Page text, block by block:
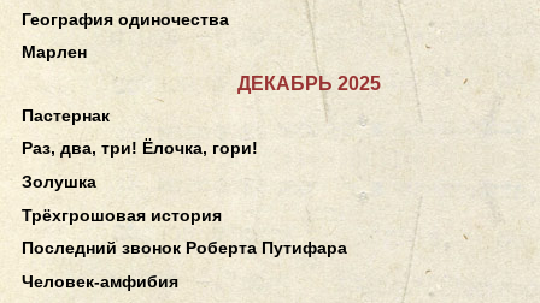
География одиночества
Марлен
ДЕКАБРЬ 2025
Пастернак
Раз, два, три! Ёлочка, гори!
Золушка
Трёхгрошовая история
Последний звонок Роберта Путифара
Человек-амфибия